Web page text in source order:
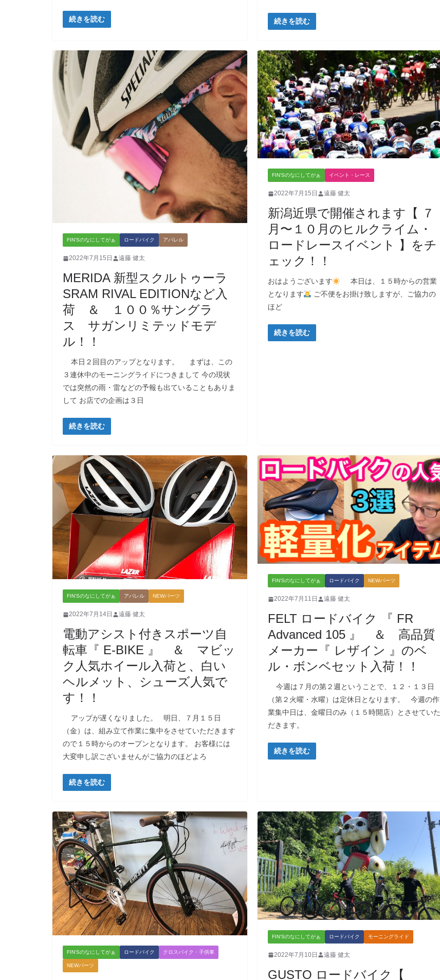
続きを読む 続きを読む
FIN'Sのなにしてがぁ ロードバイク アパレル
2022年7月15日 遠藤 健太
MERIDA 新型スクルトゥーラ
SRAM RIVAL EDITIONなど入
荷 ＆ １００％サングラ
ス サガンリミテッドモデ
ル！！
本日２回目のアップとなります。 まずは、この
３連休中のモーニングライドにつきまして 今の現状
では突然の雨・雷などの予報も出ていることもありま
して お店での企画は３日
続きを読む
FIN'Sのなにしてがぁ イベント・レース
2022年7月15日 遠藤 健太
新潟近県で開催されます【 ７
月〜１０月のヒルクライム・
ロードレースイベント 】をチ
ェック！！
おはようございます
本日は、１５時からの営業
となります
ご不便をお掛け致しますが、ご協力の
ほど
続きを読む
FIN'Sのなにしてがぁ アパレル NEWパーツ
2022年7月14日 遠藤 健太
電動アシスト付きスポーツ自
転車『 E-BIKE 』 ＆ マビッ
ク人気ホイール入荷と、白い
ヘルメット、シューズ人気で
す！！
アップが遅くなりました。 明日、７月１５日
（金）は、組み立て作業に集中をさせていただきます
ので１５時からのオープンとなります。 お客様には
大変申し訳ございませんがご協力のほどよろ
続きを読む
FIN'Sのなにしてがぁ ロードバイク NEWパーツ
2022年7月11日 遠藤 健太
FELT ロードバイク 『 FR
Advanced 105 』 ＆ 高品質
メーカー『 レザイン 』のベ
ル・ボンベセット入荷！！
今週は７月の第２週ということで、１２・１３日
（第２火曜・水曜）は定休日となります。 今週の作
業集中日は、金曜日のみ（１５時開店）とさせていた
だきます。
続きを読む
FIN'Sのなにしてがぁ ロードバイク クロスバイク・子供車
NEWパーツ
FIN'Sのなにしてがぁ ロードバイク モーニングライド
2022年7月10日 遠藤 健太
GUSTO ロードバイク【